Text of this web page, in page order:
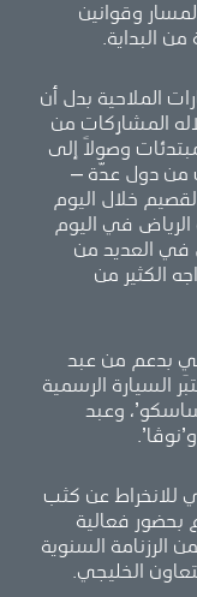
المسار وقوانين
البداية.
الملاحية بدل أن
المشارِكات من
وصولاً إلى
من دول عدّة –
خلال اليوم
الرياض في اليوم
في العديد من
الكثير من
بدعم من عبد
السيارة الرسمية
وعبد
للانخراط عن كثب
فعالية
الرزنامة السنوية
الخليجي.